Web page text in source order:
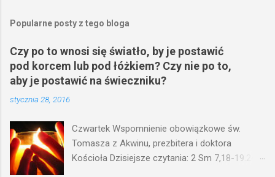
Popularne posty z tego bloga
Czy po to wnosi się światło, by je postawić
pod korcem lub pod łóżkiem? Czy nie po to,
aby je postawić na świeczniku?
stycznia 28, 2016
Czwartek Wspomnienie obowiązkowe św.
Tomasza z Akwinu, prezbitera i doktora
Kościoła Dzisiejsze czytania: 2 Sm 7,18-19.24-